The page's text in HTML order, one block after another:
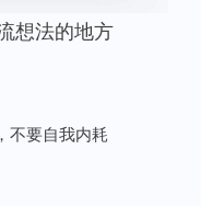
想法的地方
不要自我内耗